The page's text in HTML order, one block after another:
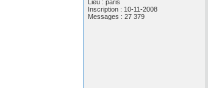
Lieu : paris
Inscription : 10-11-2008
Messages : 27 379